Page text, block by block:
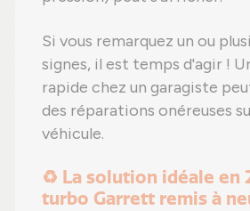
Si vous remarquez un ou
signes, il est temps d'agir !
rapide chez un garagiste
des réparations onéreuses
véhicule.
♻️ La solution idéale en
turbo Garrett remis à